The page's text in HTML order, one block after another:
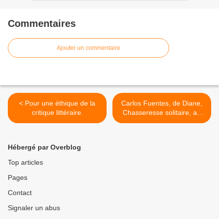
Commentaires
Ajouter un commentaire
< Pour une éthique de la
critique littéraire.
Carlos Fuentes, de Diane,
Chasseresse solitaire, au
Bonheur des familles en
Hébergé par Overblog
Top articles
Pages
Contact
Signaler un abus